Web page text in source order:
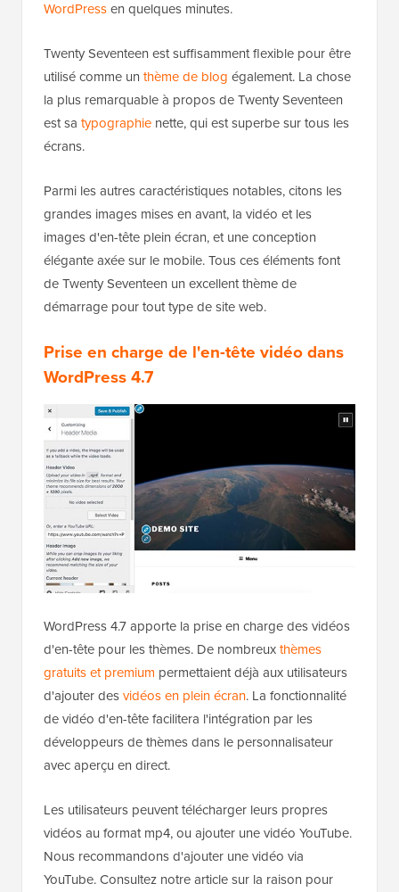
WordPressen quelques minutes.
Twenty Seventeen est suffisamment flexible pour être
utilisé comme un thème de blog également. La chose
la plus remarquable à propos de Twenty Seventeen
est sa typographie nette, qui est superbe sur tous les
écrans.
Parmi les autres caractéristiques notables, citons les
grandes images mises en avant, la vidéo et les
images d'en-tête plein écran, et une conception
élégante axée sur le mobile. Tous ces éléments font
de Twenty Seventeen un excellent thème de
démarrage pour tout type de site web.
Prise en charge de l'en-tête vidéo dans
WordPress 4.7
WordPress 4.7 apporte la prise en charge des vidéos
d'en-tête pour les thèmes. De nombreuxthèmes
gratuits et premium permettaient déjà aux utilisateurs
d'ajouter desvidéos en plein écran. La fonctionnalité
de vidéo d'en-tête facilitera l'intégration par les
développeurs de thèmes dans le personnalisateur
avec aperçu en direct.
Les utilisateurs peuvent télécharger leurs propres
vidéos au format mp4, ou ajouter une vidéo YouTube.
Nous recommandons d'ajouter une vidéo via
YouTube. Consultez notre article sur la raison pour